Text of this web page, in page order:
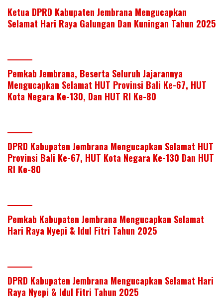
Ketua DPRD Kabupaten Jembrana Mengucapkan
Selamat Hari Raya Galungan Dan Kuningan Tahun 2025
Pemkab Jembrana, Beserta Seluruh Jajarannya
Mengucapkan Selamat HUT Provinsi Bali Ke-67, HUT
Kota Negara Ke-130, Dan HUT RI Ke-80
DPRD Kabupaten Jembrana Mengucapkan Selamat HUT
Provinsi Bali Ke-67, HUT Kota Negara Ke-130 Dan HUT
RI Ke-80
Pemkab Kabupaten Jembrana Mengucapkan Selamat
Hari Raya Nyepi & Idul Fitri Tahun 2025
DPRD Kabupaten Jembrana Mengucapkan Selamat Hari
Raya Nyepi & Idul Fitri Tahun 2025